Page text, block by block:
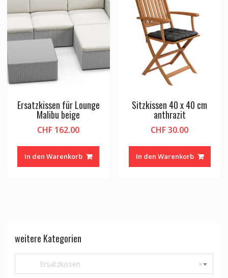
Ersatzkissen für Lounge
Malibu beige
CHF 162.00
In den Warenkorb
Sitzkissen 40 x 40 cm
anthrazit
CHF30.00
In den Warenkorb
weitere Kategorien
×
Ersatzkissen